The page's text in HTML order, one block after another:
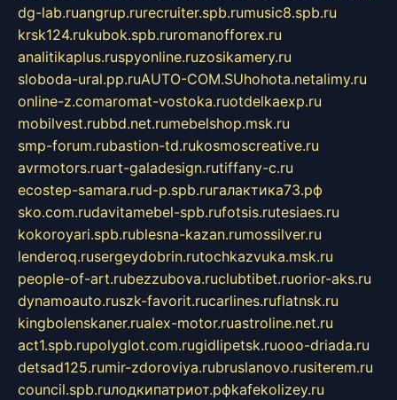
dg-lab.ruangrup.rurecruiter.spb.rumusic8.spb.ru
krsk124.rukubok.spb.ruromanofforex.ru
analitikaplus.ruspyonline.ruzosikamery.ru
sloboda-ural.pp.ruAUTO-COM.SUhohota.netalimy.ru
online-z.comaromat-vostoka.ruotdelkaexp.ru
mobilvest.rubbd.net.rumebelshop.msk.ru
smp-forum.rubastion-td.rukosmoscreative.ru
avrmotors.ruart-galadesign.rutiffany-c.ru
ecostep-samara.rud-p.spb.ruгалактика73.рф
sko.com.rudavitamebel-spb.rufotsis.rutesiaes.ru
kokoroyari.spb.rublesna-kazan.rumossilver.ru
lenderoq.rusergeydobrin.rutochkazvuka.msk.ru
people-of-art.rubezzubova.ruclubtibet.ruorior-aks.ru
dynamoauto.ruszk-favorit.rucarlines.ruflatnsk.ru
kingbolenskaner.rualex-motor.ruastroline.net.ru
act1.spb.rupolyglot.com.rugidlipetsk.ruooo-driada.ru
detsad125.rumir-zdoroviya.rubruslanovo.rusiterem.ru
council.spb.ruлодкипатриот.рфkafekolizey.ru